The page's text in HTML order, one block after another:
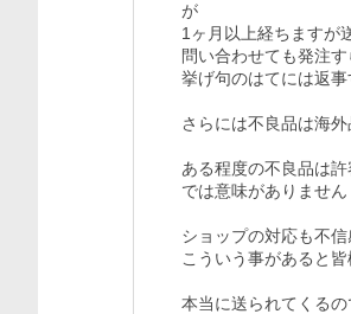
が
1ヶ月以上経ちますが
問い合わせても発注
挙げ句のはてには返事
さらには不良品は海
ある程度の不良品は
では意味がありません
ショップの対応も不信
こういう事があると
本当に送られてくるの